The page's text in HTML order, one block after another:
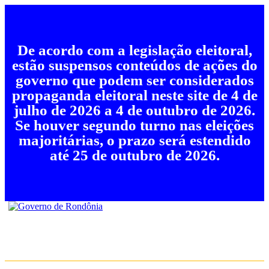
De acordo com a legislação eleitoral,
estão suspensos conteúdos de ações do
governo que podem ser considerados
propaganda eleitoral neste site de 4 de
julho de 2026 a 4 de outubro de 2026.
Se houver segundo turno nas eleições
majoritárias, o prazo será estendido
até 25 de outubro de 2026.